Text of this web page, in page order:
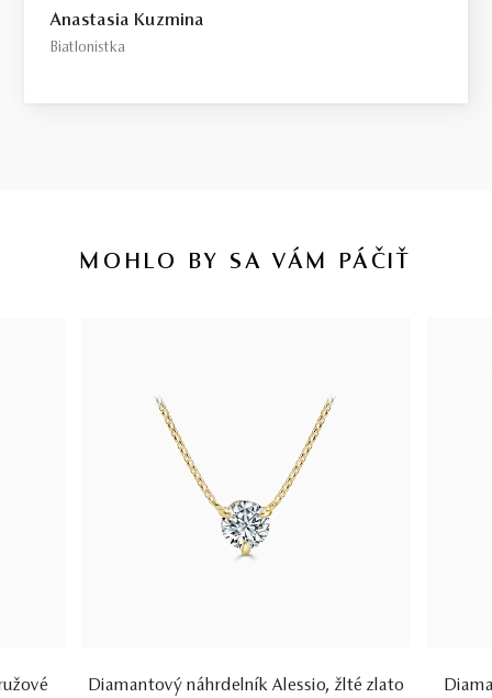
Anastasia Kuzmina
Biatlonistka
MOHLO BY SA VÁM PÁČIŤ
Diamantový náhrdelník Alessio, žlté zlato